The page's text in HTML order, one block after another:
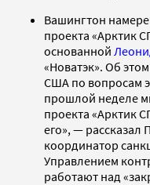
Вашингтон
проекта «Арктик
основанной
«Новатэк». Об этом
США по вопросам
прошлой неделе
проекта «Арктик
его», — рассказал
координатор
Управлением
работают над